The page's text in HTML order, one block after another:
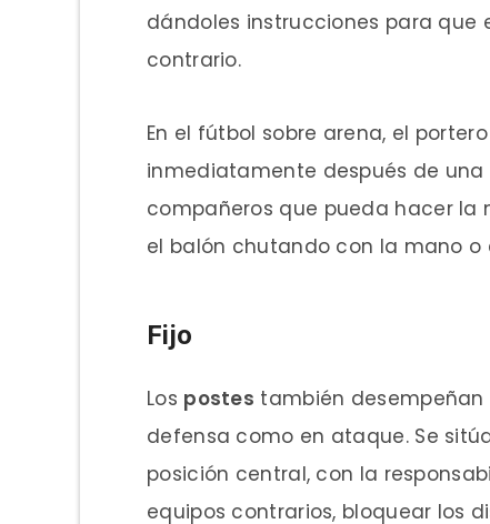
dándoles instrucciones para que
contrario.
En el fútbol sobre arena, el
inmediatamente después de
compañeros que pueda hacer la
el balón chutando con la mano
Fijo
Los postes también
defensa como en ataque. Se
posición central, con la
equipos contrarios, bloquear los